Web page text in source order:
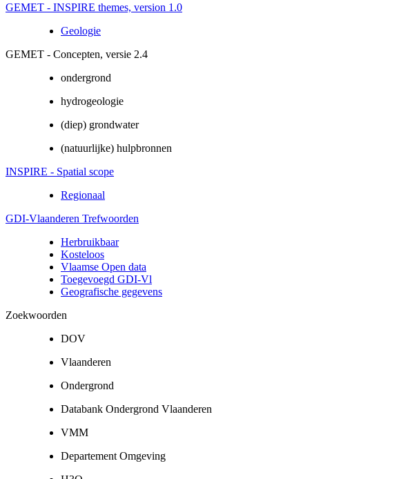
GEMET - INSPIRE themes, version 1.0
Geologie
GEMET - Concepten, versie 2.4
ondergrond
hydrogeologie
(diep) grondwater
(natuurlijke) hulpbronnen
INSPIRE - Spatial scope
Regionaal
GDI-Vlaanderen Trefwoorden
Herbruikbaar
Kosteloos
Vlaamse Open data
Toegevoegd GDI-Vl
Geografische gegevens
Zoekwoorden
DOV
Vlaanderen
Ondergrond
Databank Ondergrond Vlaanderen
VMM
Departement Omgeving